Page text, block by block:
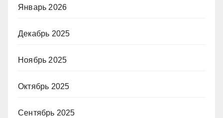
Январь 2026
Декабрь 2025
Ноябрь 2025
Октябрь 2025
Сентябрь 2025